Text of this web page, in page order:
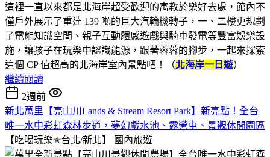
這裡一直以來都是北海岸超受歡迎的寓教於樂好去處，館內不
僅戶外展示了重達 139 噸的巨大汽輪機轉子，一、二樓更規劃
了電能知識空間、親子互動體感遊戲與騎車發電等豐富娛樂設
施，讓孩子在玩樂中認識能源，跟著蓉蓉的腳步，一起來探索
這個 CP 值超高的北海岸室內景點吧！（北海岸一日遊）
繼續閱讀
2週前
新北萬里【亮山川Lands & Stream Resort Park】新亮點！全台
唯一水中彩虹森林步道，夢幻戲水池、露營車、景觀休閒園區
【吃喝玩樂✭台北/新北】
國內旅遊